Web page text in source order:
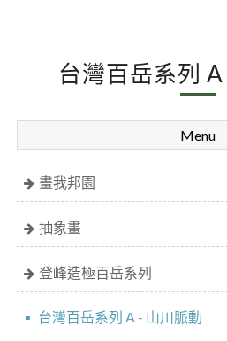
台灣百岳系列
Menu
畫我邦園
抽象畫
登峰造極百岳系列
台灣百岳系列 A - 山川脈動